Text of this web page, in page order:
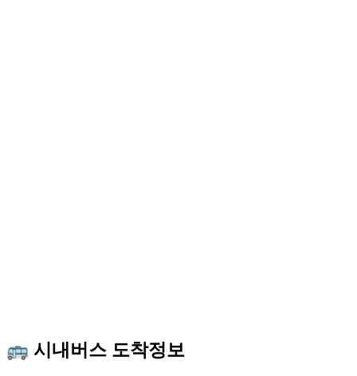
🚌 시내버스 도착정보